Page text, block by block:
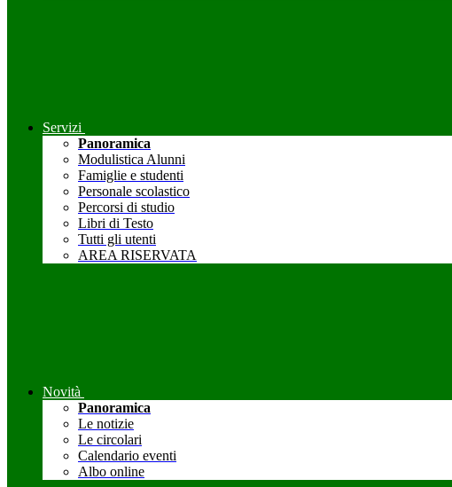
Servizi
Panoramica
Modulistica Alunni
Famiglie e studenti
Personale scolastico
Percorsi di studio
Libri di Testo
Tutti gli utenti
AREA RISERVATA
Novità
Panoramica
Le notizie
Le circolari
Calendario eventi
Albo online